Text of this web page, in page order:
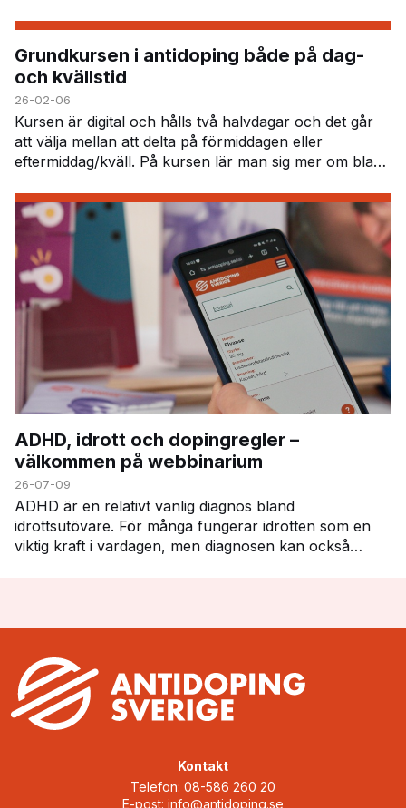
Grundkursen i antidoping både på dag-
och kvällstid
26-02-06
Kursen är digital och hålls två halvdagar och det går
att välja mellan att delta på förmiddagen eller
eftermiddag/kväll. På kursen lär man sig mer om bland
ADHD, idrott och dopingregler –
välkommen på webbinarium
26-07-09
ADHD är en relativt vanlig diagnos bland
idrottsutövare. För många fungerar idrotten som en
viktig kraft i vardagen, men diagnosen kan också
Kontakt
Telefon: 08-586 260 20
E-post: info@antidoping.se